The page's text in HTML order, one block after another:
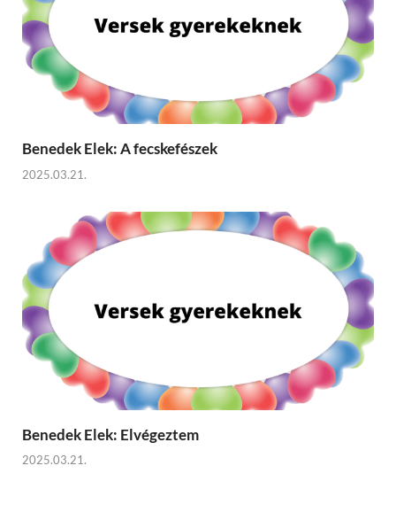
Benedek Elek: A fecskefészek
2025.03.21.
Benedek Elek: Elvégeztem
2025.03.21.